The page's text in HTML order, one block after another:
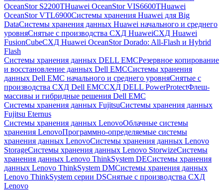
OceanStor S2200THuawei OceanStor VIS6600THuawei
OceanStor VTL6900Системы хранения Huawei для Big
DataСистемы хранения данных Huawei начального и среднего
уровняСнятые с производства СХД HuaweiСХД Huawei
FusionCubeСХД Huawei OceanStor Dorado: All-Flash и Hybrid
Flash
Системы хранения данных DELL EMCРезервное копирование
и восстановление данных Dell EMCСистемы хранения
данных Dell EMC начального и среднего уровняСнятые с
производства СХД Dell EMCСХД DELL PowerProtectФлеш-
массивы и гибридные решения Dell EMC
Системы хранения данных FujitsuСистемы хранения данных
Fujitsu Eternus
Системы хранения данных LenovoОблачные системы
хранения LenovoПрограммно-определяемые системы
хранения данных LenovoСистемы хранения данных Lenovo
StorageСистемы хранения данных Lenovo StorwizeСистемы
хранения данных Lenovo ThinkSystem DEСистемы хранения
данных Lenovo ThinkSystem DMСистемы хранения данных
Lenovo ThinkSystem серии DSСнятые с производства СХД
Lenovo